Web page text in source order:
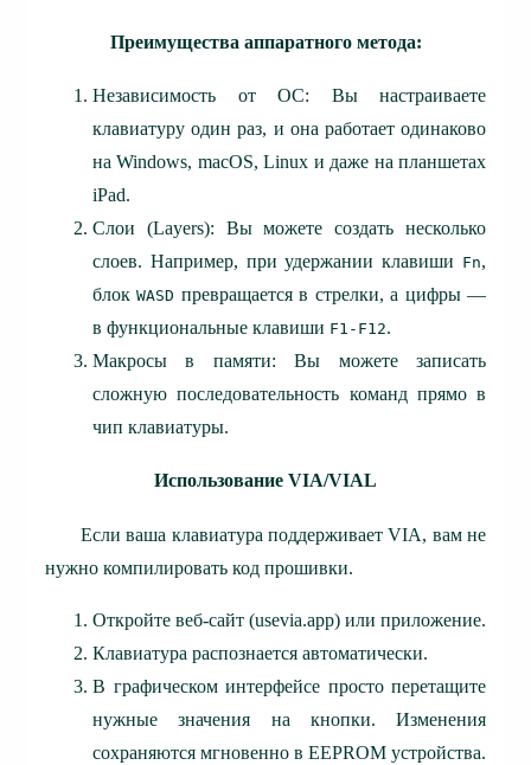
Преимущества аппаратного метода:
Независимость от ОС: Вы настраиваете
клавиатуру один раз, и она работает одинаково
на Windows, macOS, Linux и даже на планшетах
iPad.
Слои (Layers): Вы можете создать несколько
слоев. Например, при удержании клавиши Fn,
блокWASD превращается в стрелки, а цифры —
в функциональные клавиши F1-F12.
Макросы в памяти: Вы можете записать
сложную последовательность команд прямо в
чип клавиатуры.
Использование VIA/VIAL
Если ваша клавиатура поддерживает VIA, вам не
нужно компилировать код прошивки.
Откройте веб-сайт (usevia.app) или приложение.
Клавиатура распознается автоматически.
В графическом интерфейсе просто перетащите
нужные значения на кнопки. Изменения
сохраняются мгновенно в EEPROM устройства.